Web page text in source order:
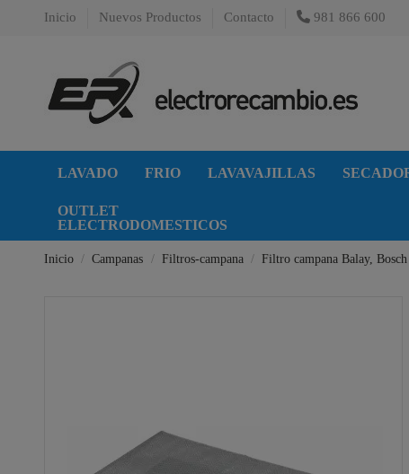
Inicio Nuevos Productos Contacto 981 866 600
LAVADO FRIO LAVAVAJILLAS
OUTLET
ELECTRODOMESTICOS
Inicio Campanas Filtros-campana Filtro campana Balay,